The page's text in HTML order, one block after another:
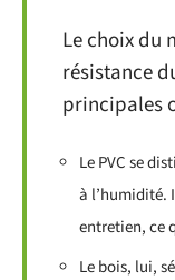
Le choix du
résistance
principales
Le PVC se
à l’humidité.
entretien, ce
Le bois, lui,